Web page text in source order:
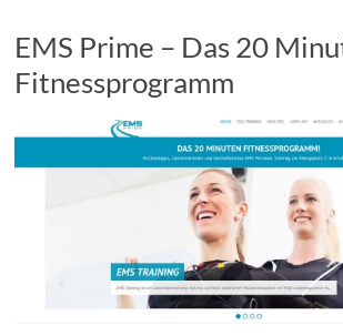
EMS Prime – Das 20
Fitnessprogramm